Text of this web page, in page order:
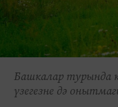
Башкалар турында
үзегезне дә